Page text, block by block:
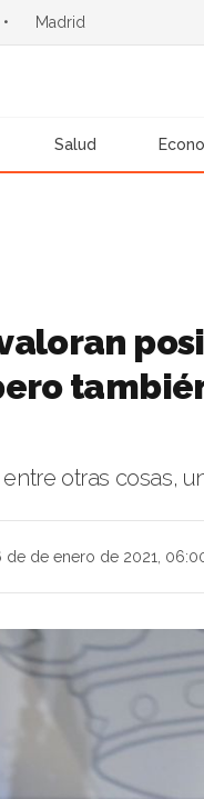
• Madrid
Salud
otras cosas,
de de enero de 2021,